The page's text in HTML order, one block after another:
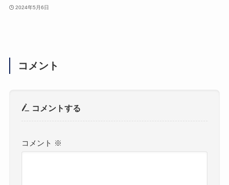
2024年5月6日
コメント
コメントする
コメント ※